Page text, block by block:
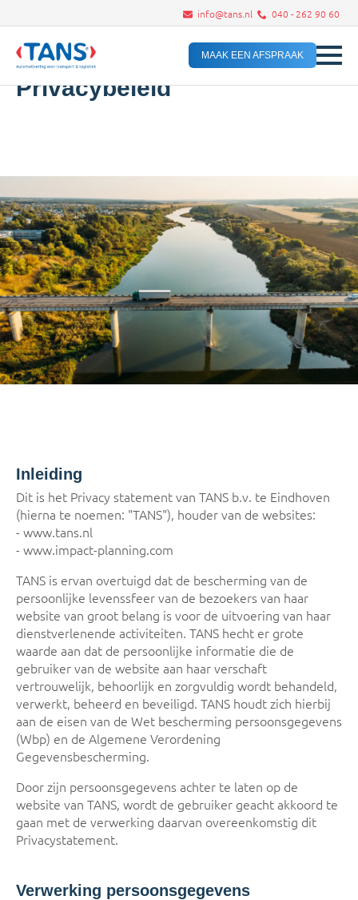
info@tans.nl 040 - 262 90 60
MAAK EEN AFSPRAAK
Privacybeleid
Inleiding
Dit is het Privacy statement van TANS b.v. te Eindhoven
(hierna te noemen: "TANS"), houder van de websites:
- www.tans.nl
- www.impact-planning.com
TANS is ervan overtuigd dat de bescherming van de
persoonlijke levenssfeer van de bezoekers van haar
website van groot belang is voor de uitvoering van haar
dienstverlenende activiteiten. TANS hecht er grote
waarde aan dat de persoonlijke informatie die de
gebruiker van de website aan haar verschaft
vertrouwelijk, behoorlijk en zorgvuldig wordt behandeld,
verwerkt, beheerd en beveiligd. TANS houdt zich hierbij
aan de eisen van de Wet bescherming persoonsgegevens
(Wbp) en de Algemene Verordening
Gegevensbescherming.
Door zijn persoonsgegevens achter te laten op de
website van TANS, wordt de gebruiker geacht akkoord te
gaan met de verwerking daarvan overeenkomstig dit
Privacystatement.
Verwerking persoonsgegevens